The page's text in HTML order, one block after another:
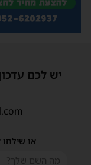
יש לכם
או שילחו